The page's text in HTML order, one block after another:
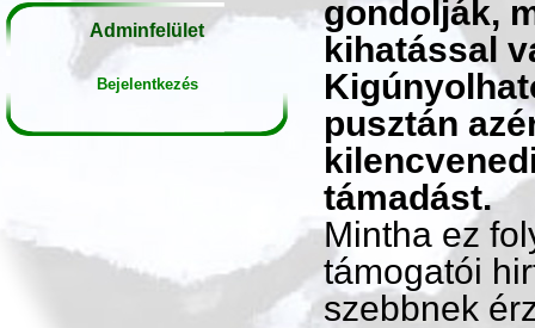
Adminfelület
Bejelentkezés
gondolják,
kihatással
pusztán
támadást.
Mintha ez
támogatói
szebbnek